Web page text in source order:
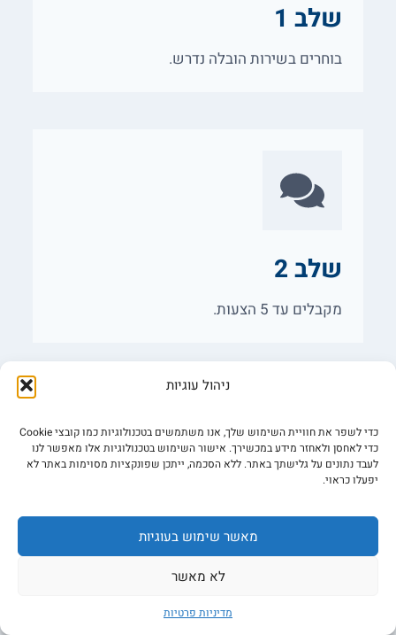
ניהול עוגיות
כדי לשפר את חוויית השימוש שלך, אנו משתמשים בטכנולוגיות כמו קובצי Cookie
כדי לאחסן ולאחזר מידע במכשירך. אישור השימוש בטכנולוגיות אלו מאפשר לנו
לעבד נתונים על גלישתך באתר. ללא הסכמה, ייתכן שפונקציות מסוימות באתר לא
יפעלו כראוי.
מאשר שימוש בעוגיות
לא מאשר
מדיניות פרטיות
שלב 1
בוחרים בשירות הובלה נדרש.
שלב 2
מקבלים עד 5 הצעות.
שלב 3
בוחרים בהצעה המשתלמת.